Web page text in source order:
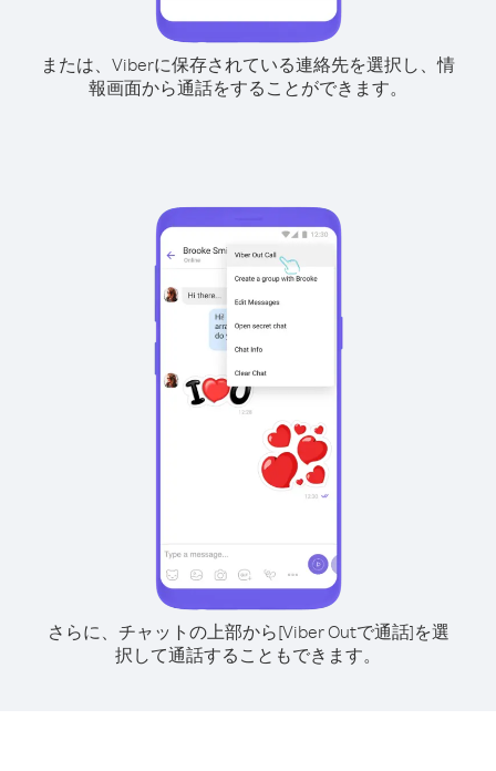
または、Viberに保存されている連絡先を選択し、情
報画面から通話をすることができます。
さらに、チャットの上部から[Viber Outで通話]を選
択して通話することもできます。